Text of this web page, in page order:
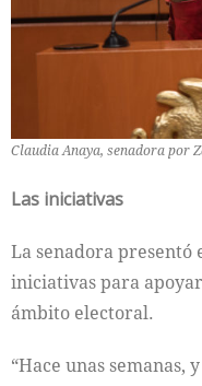
Claudia Anaya, senadora por
Las iniciativas
La senadora presentó
iniciativas para
ámbito electoral.
“Hace unas semanas,